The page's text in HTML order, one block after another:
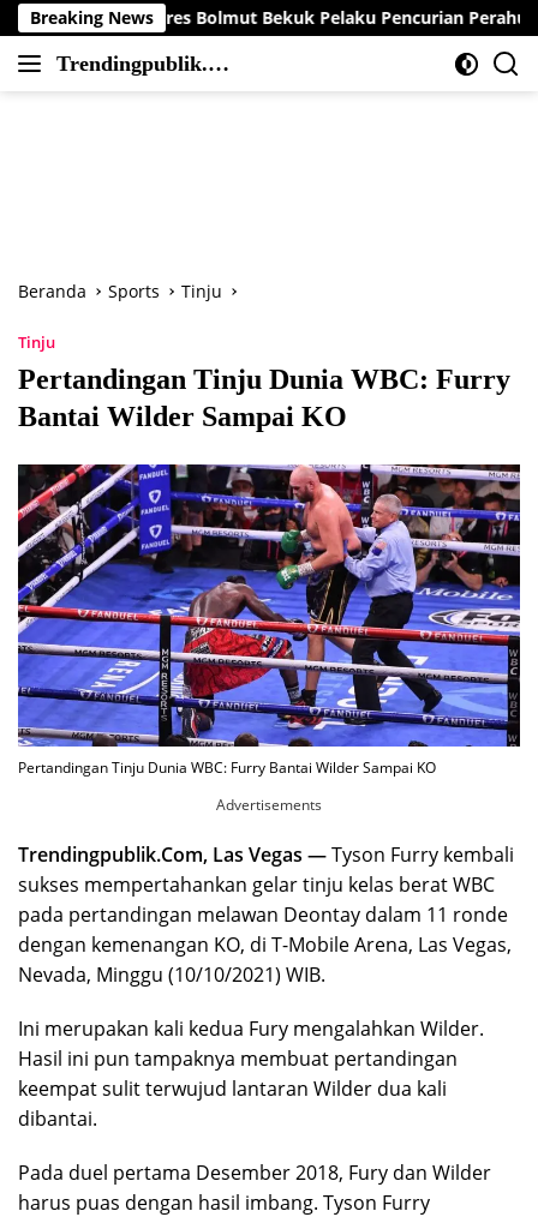
Langsung
ke
konten
Breaking News
Bolmut Bekuk Pelaku Pencurian Perahu di Daerah Buol
Trendingpublik.co
Berita
Beranda Sports Tinju
Tinju
Pertandingan Tinju Dunia WBC: Furry
Bantai Wilder Sampai KO
Pertandingan Tinju Dunia WBC: Furry Bantai Wilder Sampai KO
Advertisements
Trendingpublik.Com, Las Vegas —Tyson Furry kembali
sukses mempertahankan gelar tinju kelas berat WBC
pada pertandingan melawan Deontay dalam 11 ronde
dengan kemenangan KO, di T-Mobile Arena, Las Vegas,
Nevada, Minggu (10/10/2021) WIB.
Ini merupakan kali kedua Fury mengalahkan Wilder.
Hasil ini pun tampaknya membuat pertandingan
keempat sulit terwujud lantaran Wilder dua kali
dibantai.
Pada duel pertama Desember 2018, Fury dan Wilder
harus puas dengan hasil imbang. Tyson Furry